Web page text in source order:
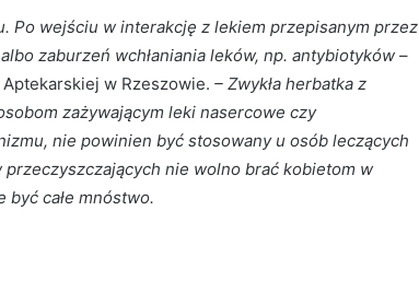
Po wejściu w interakcję z lekiem przepisanym przez
zaburzeń wchłaniania leków, np. antybiotyków –
w Rzeszowie. – Zwykła herbatka z
zażywającym leki nasercowe czy
nie powinien być stosowany u osób leczących
przeczyszczających nie wolno brać kobietom w
być całe mnóstwo.